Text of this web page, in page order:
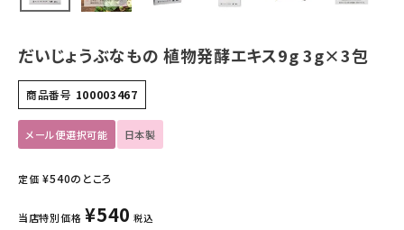
日用品雑貨
フェムケア
インナー・下着・ナイトウェア
キッズ・ベビー・マタニティ
だいじょうぶなもの 植物発酵エキス9g 3g×3包
商品番号 100003467
メール便選択可能 日本製
定価 ¥540のところ
当店特別価格 ¥540 税込